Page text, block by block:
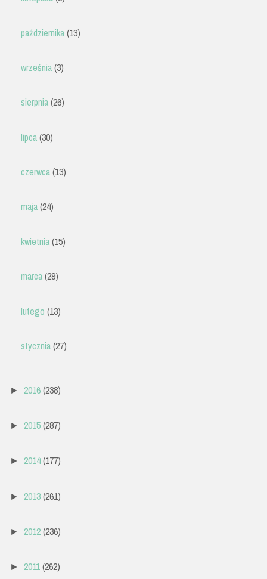
października(13)
września(3)
sierpnia(26)
lipca(30)
czerwca(13)
maja(24)
kwietnia(15)
marca(29)
lutego (13)
stycznia(27)
► 2016(238)
► 2015(287)
► 2014(177)
► 2013(261)
► 2012(236)
► 2011(262)